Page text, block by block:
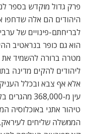
היהודים הם אלה שדחפו
לבריחתם-פינויים של
הוא גם כופר בנראטיב
מטרה ברורה להשמיד את
ליהודים להקים מדינה
אלא אף צבא ובכלל
עין מ-
טיהור אתני באוכלוסיה
הממשלה שליחים